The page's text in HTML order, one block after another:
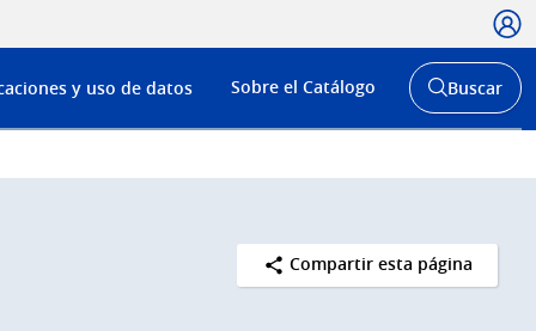
Menú
de
y uso de datos Sobre el Catálogo
Abrir
buscador
Buscar
Compartir esta página